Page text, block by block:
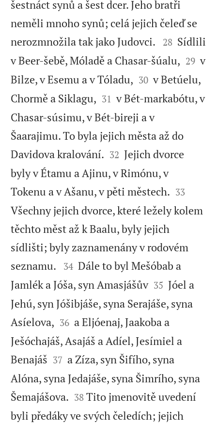
šestnáct synů a šest dcer. Jeho bratři
neměli mnoho synů; celá jejich čeleď se
nerozmnožila tak jako Judovci. 

28 Sídlili
v Beer-šebě, Móladě a Chasar-šúalu, 

29 v
Bilze, v Esemu a v Tóladu, 

30 v Betúelu,
Chormě a Siklagu, 

31 v Bét-markabótu, v
Chasar-súsimu, v Bét-bireji a v
Šaarajimu. To byla jejich města až do
Davidova kralování. 

32 Jejich dvorce
byly v Étamu a Ajinu, v Rimónu, v
Tokenu a v Ašanu, v pěti městech. 

33
Všechny jejich dvorce, které ležely kolem
těchto měst až k Baalu, byly jejich
sídlišti; byly zaznamenány v rodovém
seznamu. 

34 Dále to byl Mešóbab a
Jamlék a Jóša, syn Amasjášův
35 Jóel a
Jehú, syn Jóšibjáše, syna Serajáše, syna
Asíelova, 

36 a Eljóenaj, Jaakoba a
Ješóchajáš, Asajáš a Adíel, Jesímiel a
Benajáš 

37 a Zíza, syn Šifího, syna
Alóna, syna Jedajáše, syna Šimrího, syna
Šemajášova. 

38 Tito jmenovitě uvedení
byli předáky ve svých čeledích; jejich